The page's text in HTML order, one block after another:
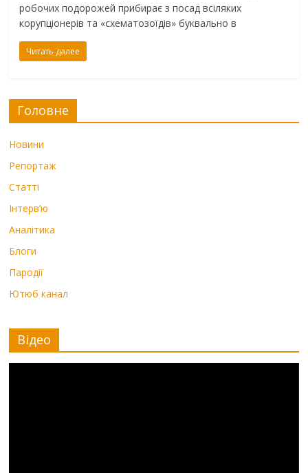
робочих подорожей прибирає з посад всіляких
корупціонерів та «схематозоїдів» буквально в
Читать далее
Головне
Новини
Репортаж
Статті
Інтерв’ю
Аналітика
Блоги
Пародії
Ютюб канал
Відео